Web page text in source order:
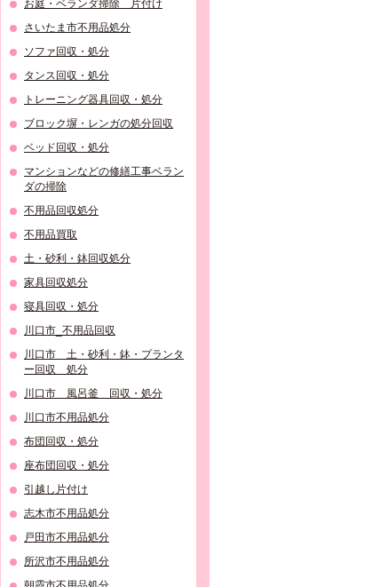
お庭・ベランダ掃除 片付け
さいたま市不用品処分
ソファ回収・処分
タンス回収・処分
トレーニング器具回収・処分
ブロック塀・レンガの処分回収
ベッド回収・処分
マンションなどの修繕工事ベラン
ダの掃除
不用品回収処分
不用品買取
土・砂利・鉢回収処分
家具回収処分
寝具回収・処分
川口市_不用品回収
川口市 土・砂利・鉢・プランタ
ー回収 処分
川口市 風呂釜 回収・処分
川口市不用品処分
布団回収・処分
座布団回収・処分
引越し片付け
志木市不用品処分
戸田市不用品処分
所沢市不用品処分